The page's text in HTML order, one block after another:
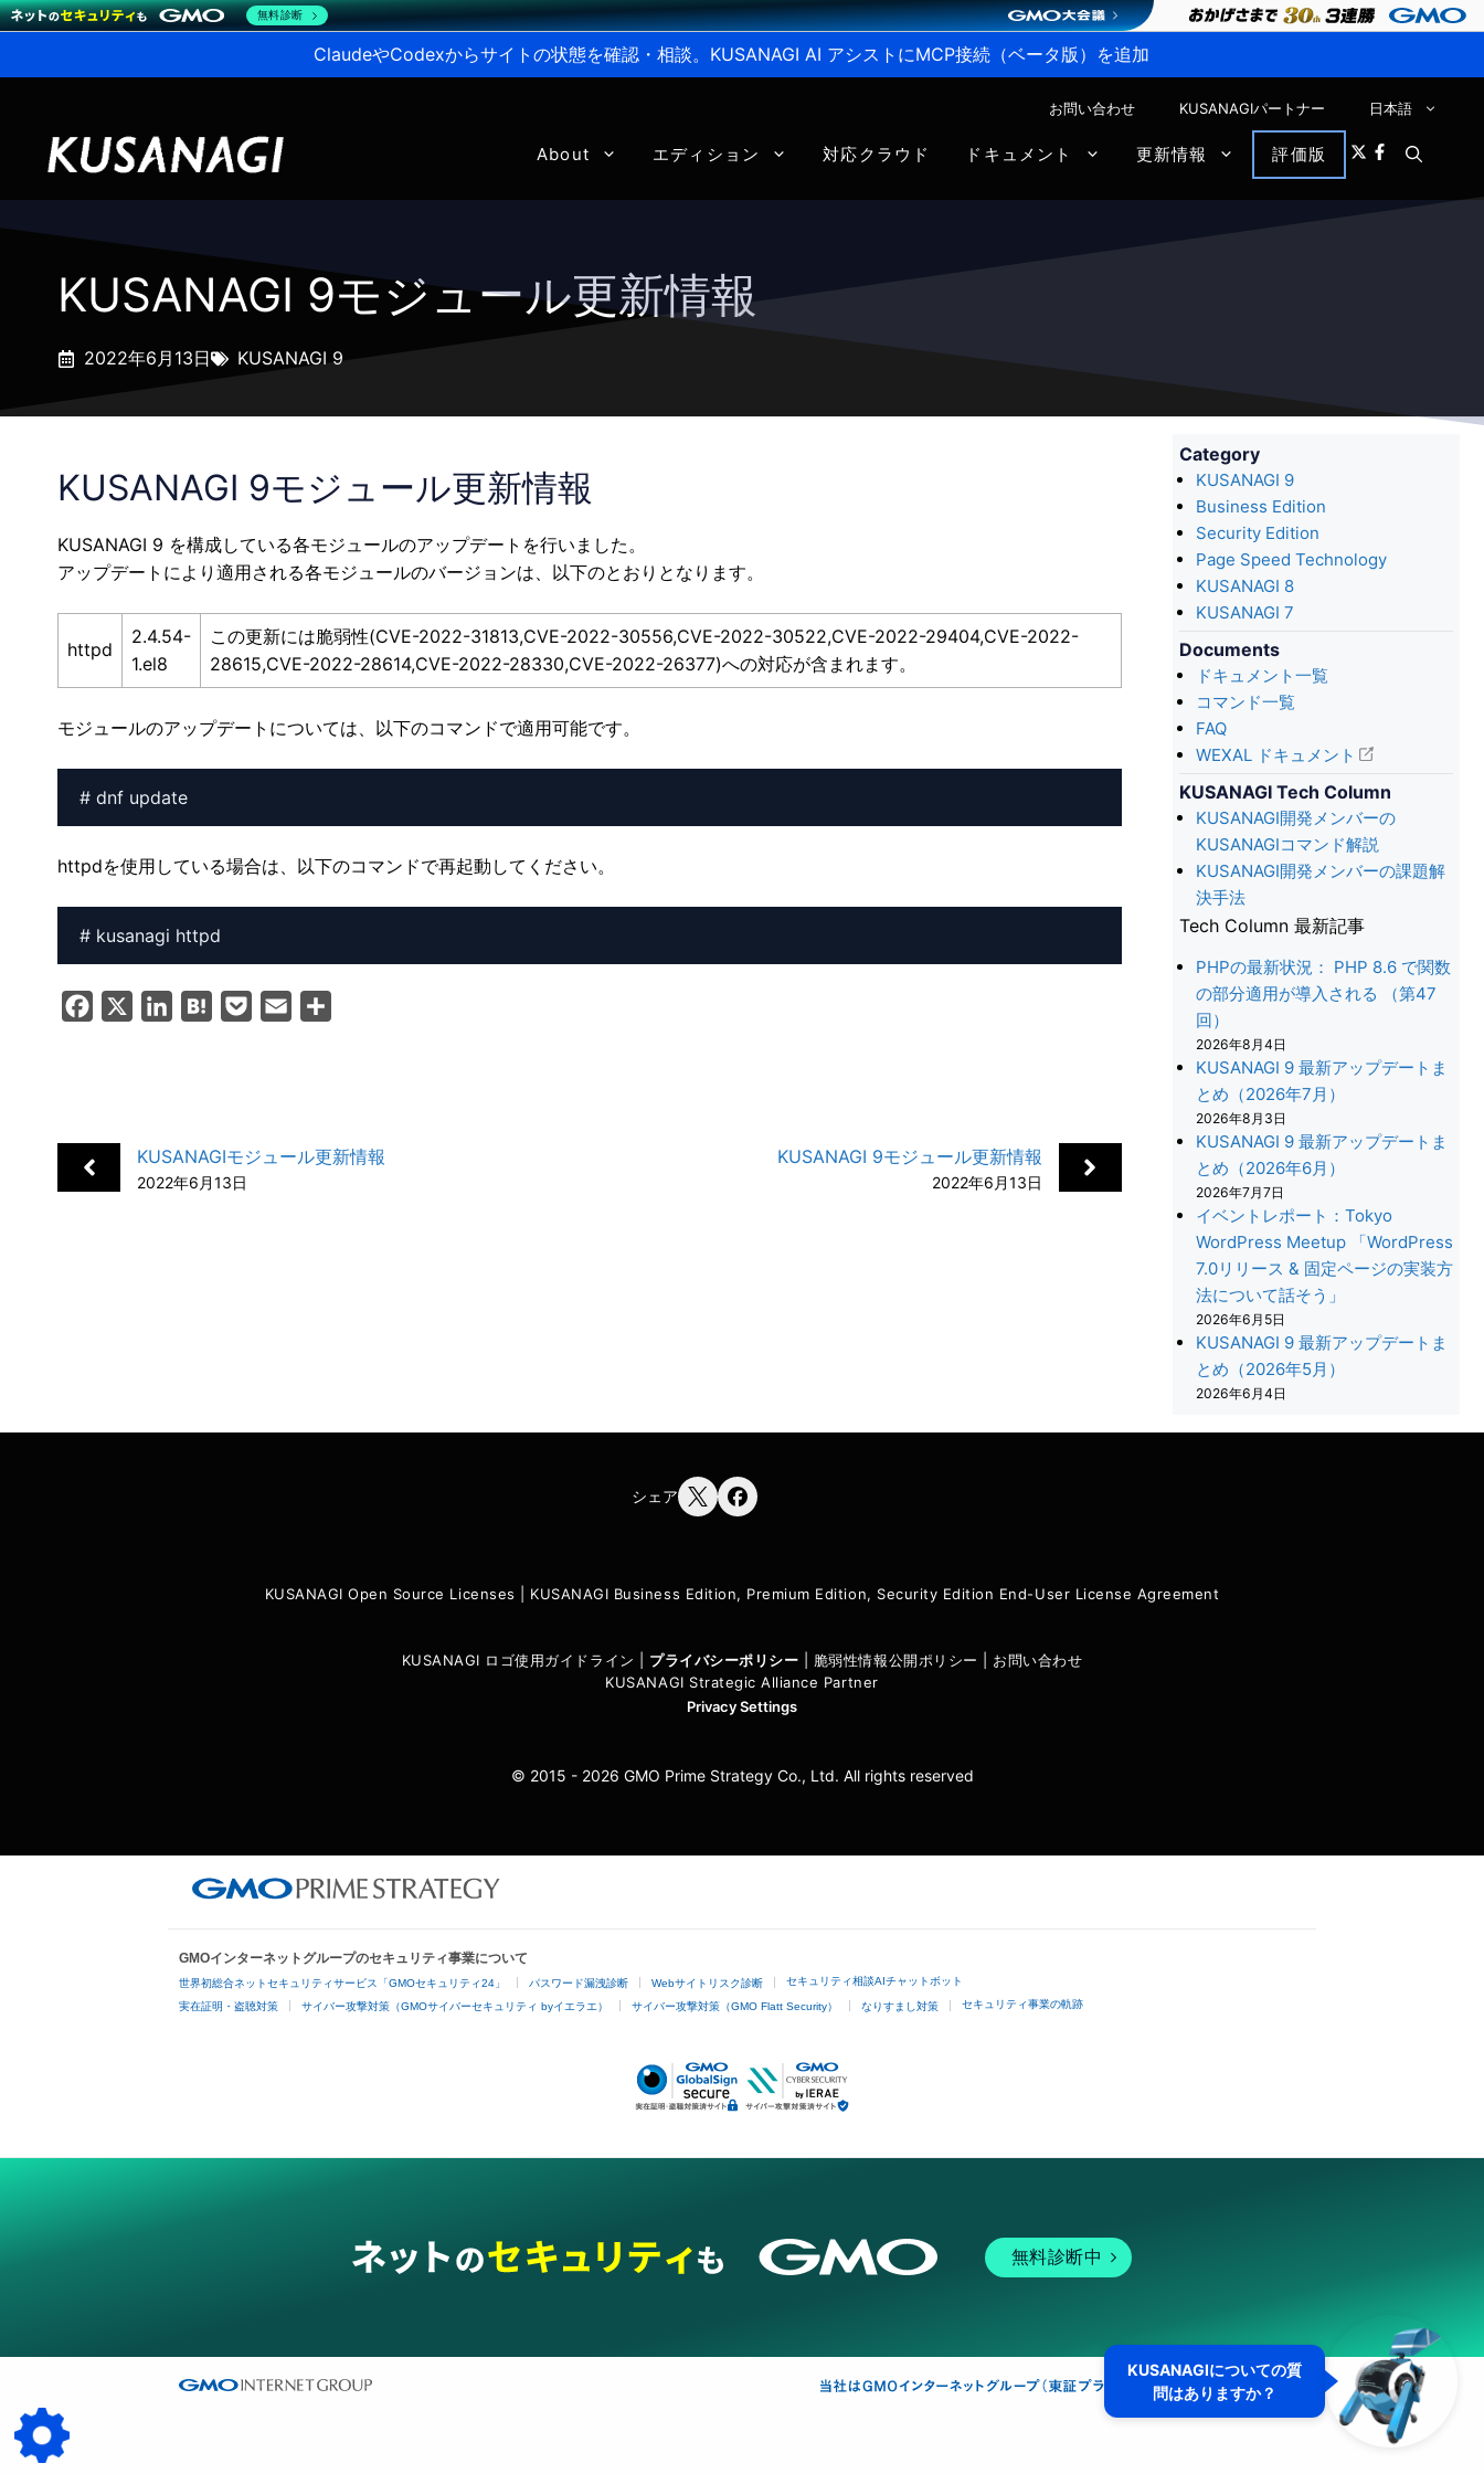
ClaudeやCodexからサイトの状態を確認・相談。KUSANAGI AI アシストにMCP接続（ベータ版）を追加
お問い合わせ KUSANAGIパートナー 日本語
About エディション 対応クラウド ドキュメント 更新情報 評価版
KUSANAGI 9モジュール更新情報
2022年6月13日 KUSANAGI 9
KUSANAGI 9モジュール更新情報
KUSANAGI 9 を構成している各モジュールのアップデートを行いました。
アップデートにより適用される各モジュールのバージョンは、以下のとおりとなります。
httpd
2.4.54-
1.el8
この更新には脆弱性(CVE-2022-31813,CVE-2022-30556,CVE-2022-30522,CVE-2022-29404,CVE-2022-
28615,CVE-2022-28614,CVE-2022-28330,CVE-2022-26377)への対応が含まれます。
モジュールのアップデートについては、以下のコマンドで適用可能です。
# dnf update
httpdを使用している場合は、以下のコマンドで再起動してください。
# kusanagi httpd
o
o
d
I
a
t
KUSANAGIモジュール更新情報
2022年6月13日
KUSANAGI 9モジュール更新情報
2022年6月13日
Category
KUSANAGI 9
Business Edition
Security Edition
Page Speed Technology
KUSANAGI 8
KUSANAGI 7
Documents
ドキュメント一覧
コマンド一覧
FAQ
WEXAL ドキュメント
KUSANAGI Tech Column
KUSANAGI開発メンバーの
KUSANAGIコマンド解説
KUSANAGI開発メンバーの課題解
決手法
Tech Column 最新記事
PHPの最新状況： PHP 8.6 で関数
の部分適用が導入される （第47
回）
2026年8月4日
KUSANAGI 9 最新アップデートま
とめ（2026年7月）
2026年8月3日
KUSANAGI 9 最新アップデートま
とめ（2026年6月）
2026年7月7日
イベントレポート：Tokyo
WordPress Meetup 「WordPress
7.0リリース & 固定ページの実装方
法について話そう」
2026年6月5日
KUSANAGI 9 最新アップデートま
とめ（2026年5月）
2026年6月4日
シェア
KUSANAGI Open Source Licenses KUSANAGI Business Edition, Premium Edition, Security Edition End-User License Agreement
KUSANAGI ロゴ使用ガイドライン プライバシーポリシー 脆弱性情報公開ポリシー
お問い合わせ
KUSANAGI Strategic Alliance Partner
Privacy Settings
© 2015 - 2026 GMO Prime Strategy Co., Ltd. All rights reserved
GMOインターネットグループのセキュリティ事業について
世界初総合ネットセキュリティサービス「GMOセキュリティ24」 パスワード漏洩診断 Webサイトリスク診断 セキュリティ相談AIチャットボット
実在証明・盗聴対策 サイバー攻撃対策（GMOサイバーセキュリティ byイエラエ） サイバー攻撃対策（GMO Flatt Security） なりすまし対策 セキュリティ事業の軌跡
無料診断中
KUSANAGIについての質
問はありますか？
無料診断